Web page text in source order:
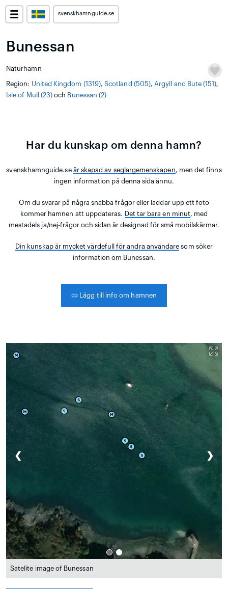
svenskhamnguide.se
Bunessan
Naturhamn
Region: United Kingdom (1319),Scotland (505), Argyll and Bute (151),
Isle of Mull (23) och Bunessan (2)
Har du kunskap om denna hamn?
svenskhamnguide.se är skapad av seglargemenskapen, men det finns
ingen information på denna sida ännu.
Om du svarar på några snabba frågor eller laddar upp ett foto
kommer hamnen att uppdateras. Det tar bara en minut, med
mestadels ja/nej-frågor och sidan är designad för små mobilskärmar.
Din kunskap är mycket värdefull för andra användare som söker
information om Bunessan.
📜 Lägg till info om hamnen
❮ ❯
Satelite image of Bunessan